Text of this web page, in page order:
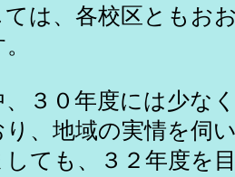
は、各校区ともお
３０年度には少な
、地域の実情を伺
ても、３２年度を